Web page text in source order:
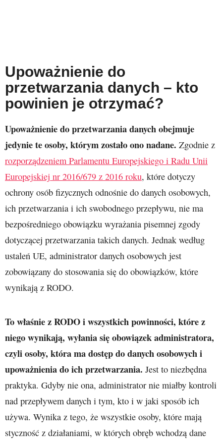
Upoważnienie do
przetwarzania danych – kto
powinien je otrzymać?
Upoważnienie do przetwarzania danych obejmuje
jedynie te osoby, którym zostało ono nadane. Zgodnie z
rozporządzeniem Parlamentu Europejskiego i Radu Unii
Europejskiej nr 2016/679 z 2016 roku, które dotyczy
ochrony osób fizycznych odnośnie do danych osobowych,
ich przetwarzania i ich swobodnego przepływu, nie ma
bezpośredniego obowiązku wyrażania pisemnej zgody
dotyczącej przetwarzania takich danych. Jednak według
ustaleń UE, administrator danych osobowych jest
zobowiązany do stosowania się do obowiązków, które
wynikają z RODO.
To właśnie z RODO i wszystkich powinności, które z
niego wynikają, wyłania się obowiązek administratora,
czyli osoby, która ma dostęp do danych osobowych i
upoważnienia do ich przetwarzania. Jest to niezbędna
praktyka. Gdyby nie ona, administrator nie miałby kontroli
nad przepływem danych i tym, kto i w jaki sposób ich
używa. Wynika z tego, że wszystkie osoby, które mają
styczność z działaniami, w których obręb wchodzą dane